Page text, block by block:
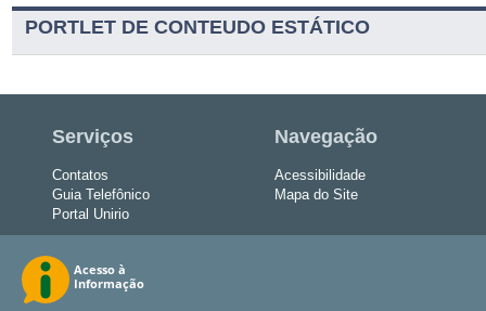
PORTLET DE CONTEUDO ESTÁTICO
Serviços
Contatos
Guia Telefônico
Portal Unirio
Navegação
Acessibilidade
Mapa do Site